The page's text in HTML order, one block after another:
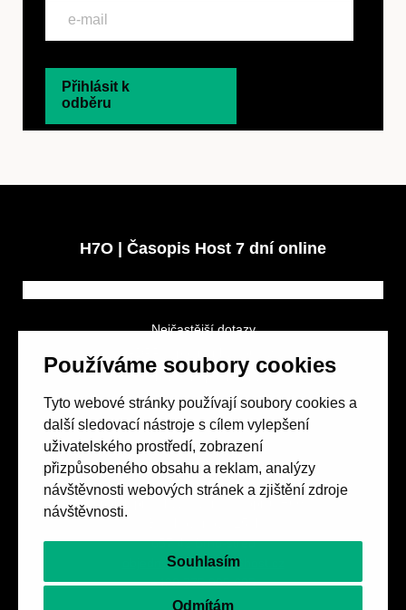
Používáme soubory cookies
Tyto webové stránky používají soubory cookies a
další sledovací nástroje s cílem vylepšení
uživatelského prostředí, zobrazení
přizpůsobeného obsahu a reklam, analýzy
návštěvnosti webových stránek a zjištění zdroje
návštěvnosti.
Souhlasím
Odmítám
Přihlásit k
odběru
H7O | Časopis Host 7 dní online
Nejčastější dotazy
Obchodní podmínky
Spolek přátel vydávání
657 42 Brno-střed
objednavky@casopishost.cz
+420 775 995 695